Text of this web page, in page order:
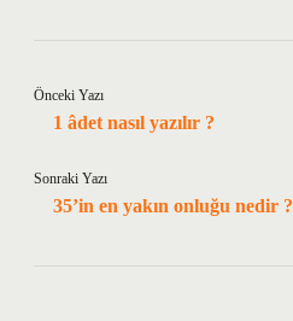
Önceki Yazı
1 âdet nasıl yazılır ?
Sonraki Yazı
35’in en yakın onluğu nedir ?